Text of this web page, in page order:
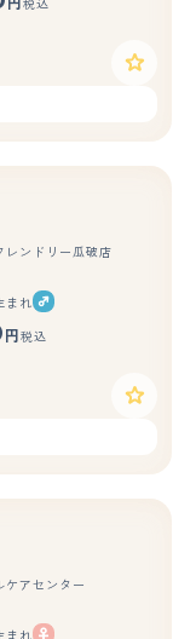
税込
もっと見る
レンドリー瓜破店
まれ
円 税込
ケアセンター
まれ